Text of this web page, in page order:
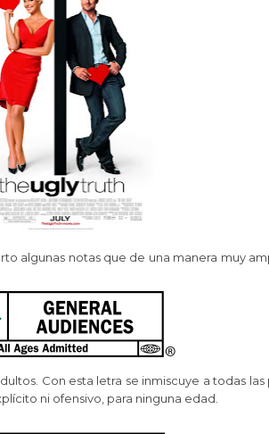
algunas notas que de una manera muy
Con esta letra se inmiscuye a todas
ni ofensivo, para ninguna edad.